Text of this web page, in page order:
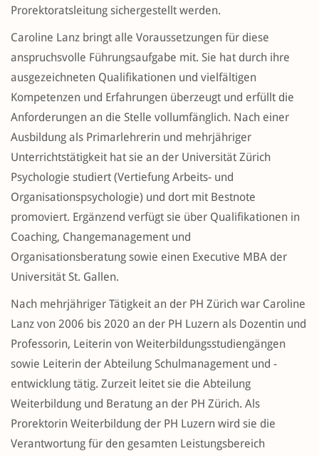
Prorektoratsleitung sichergestellt werden.
Caroline Lanz bringt alle Voraussetzungen für diese
anspruchsvolle Führungsaufgabe mit. Sie hat durch ihre
ausgezeichneten Qualifikationen und vielfältigen
Kompetenzen und Erfahrungen überzeugt und erfüllt die
Anforderungen an die Stelle vollumfänglich. Nach einer
Ausbildung als Primarlehrerin und mehrjähriger
Unterrichtstätigkeit hat sie an der Universität Zürich
Psychologie studiert (Vertiefung Arbeits- und
Organisationspsychologie) und dort mit Bestnote
promoviert. Ergänzend verfügt sie über Qualifikationen in
Coaching, Changemanagement und
Organisationsberatung sowie einen Executive MBA der
Universität St. Gallen.
Nach mehrjähriger Tätigkeit an der PH Zürich war Caroline
Lanz von 2006 bis 2020 an der PH Luzern als Dozentin und
Professorin, Leiterin von Weiterbildungsstudiengängen
sowie Leiterin der Abteilung Schulmanagement und -
entwicklung tätig. Zurzeit leitet sie die Abteilung
Weiterbildung und Beratung an der PH Zürich. Als
Prorektorin Weiterbildung der PH Luzern wird sie die
Verantwortung für den gesamten Leistungsbereich